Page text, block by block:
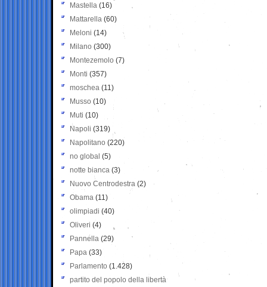
Mastella (16)
Mattarella (60)
Meloni (14)
Milano (300)
Montezemolo (7)
Monti (357)
moschea (11)
Musso (10)
Muti (10)
Napoli (319)
Napolitano (220)
no global (5)
notte bianca (3)
Nuovo Centrodestra (2)
Obama (11)
olimpiadi (40)
Oliveri (4)
Pannella (29)
Papa (33)
Parlamento (1.428)
partito del popolo della libertà